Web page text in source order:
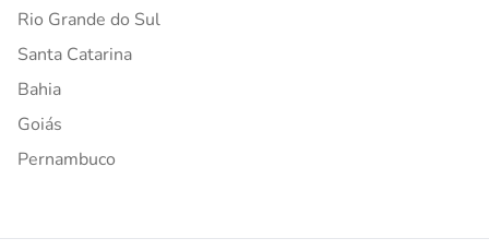
Rio Grande do Sul
Santa Catarina
Bahia
Goiás
Pernambuco